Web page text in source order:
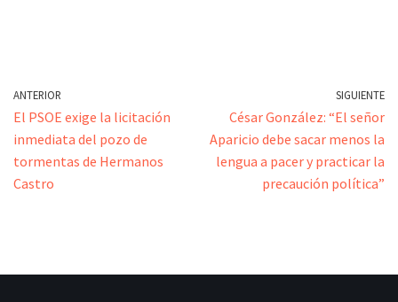
ANTERIOR
El PSOE exige la licitación
inmediata del pozo de
tormentas de Hermanos
Castro
SIGUIENTE
César González: “El señor
Aparicio debe sacar menos la
lengua a pacer y practicar la
precaución política”